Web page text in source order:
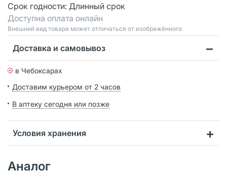
Срок годности: Длинный срок
Доступна оплата онлайн
Bнешний вид товара может отличаться от изображённого
Доставка и самовывоз
в Чебоксарах
Доставим курьером от 2 часов
В аптеку сегодня или позже
Условия хранения
Аналог